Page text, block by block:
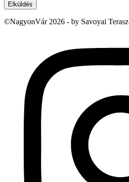
Elküldés
©NagyonVár 2026 - by Savoyai Terasz